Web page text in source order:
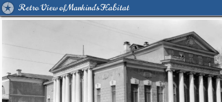
Retro View of Mankind's Habitat